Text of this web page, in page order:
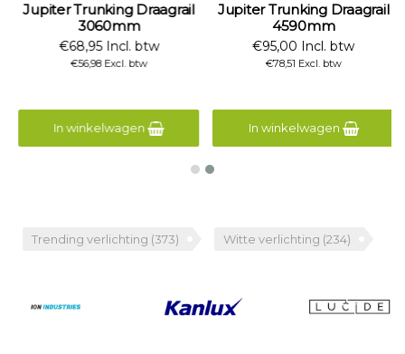
Jupiter Trunking Draagrail
3060mm
€68,95 Incl. btw
€56,98 Excl. btw
In winkelwagen
Jupiter Trunking Draagrail
4590mm
€95,00 Incl. btw
€78,51 Excl. btw
In winkelwagen
Trending verlichting (373) Witte verlichting (234)